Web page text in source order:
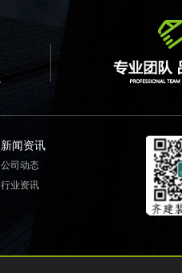
新闻资讯
公司动态
行业资讯